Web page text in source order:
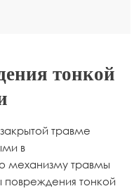
тонкой
травме
в
механизму травмы
тонкой